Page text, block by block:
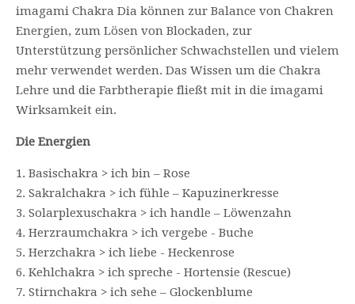
imagami Chakra Dia können zur Balance von Chakren
Energien, zum Lösen von Blockaden, zur
Unterstützung persönlicher Schwachstellen und vielem
mehr verwendet werden. Das Wissen um die Chakra
Lehre und die Farbtherapie fließt mit in die imagami
Wirksamkeit ein.
Die Energien
1. Basischakra > ich bin – Rose
2. Sakralchakra > ich fühle – Kapuzinerkresse
3. Solarplexuschakra > ich handle – Löwenzahn
4. Herzraumchakra > ich vergebe - Buche
5. Herzchakra > ich liebe - Heckenrose
6. Kehlchakra > ich spreche - Hortensie (Rescue)
7. Stirnchakra > ich sehe – Glockenblume